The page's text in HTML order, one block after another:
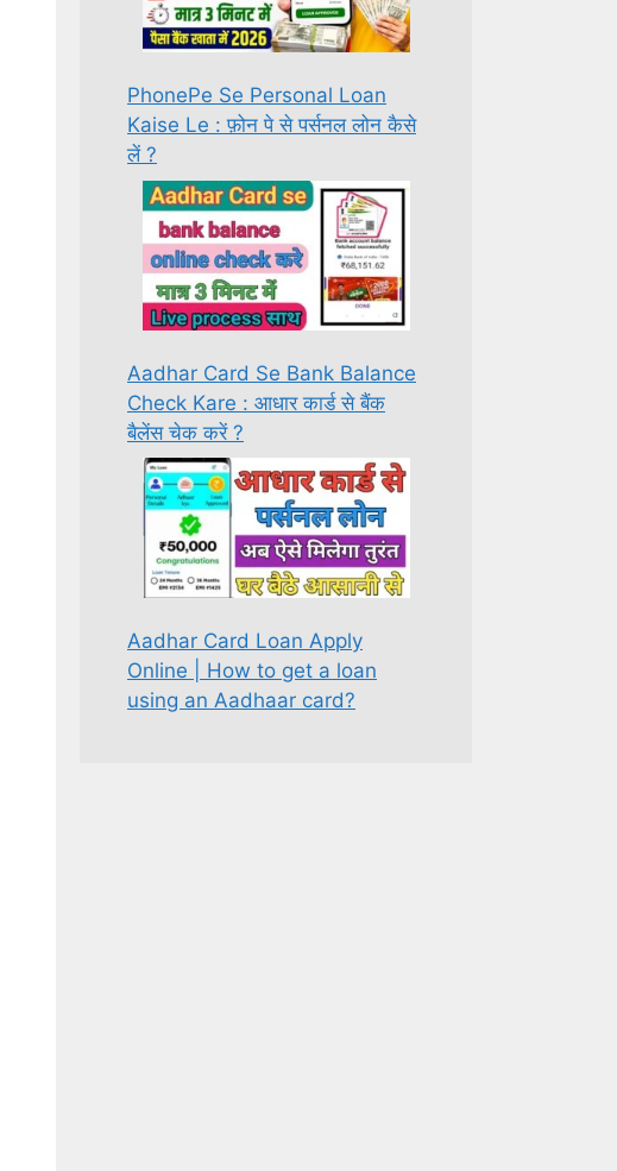
PhonePe Se Personal Loan
Kaise Le : फ़ोन पे से पर्सनल लोन कैसे
लें ?
Aadhar Card Se Bank Balance
Check Kare : आधार कार्ड से बैंक
बैलेंस चेक करें ?
Aadhar Card Loan Apply
Online | How to get a loan
using an Aadhaar card?